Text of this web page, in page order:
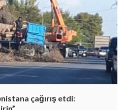
çağırış etdi: